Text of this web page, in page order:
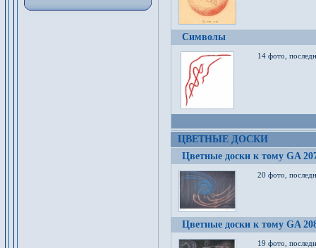
Символы
14 фото,
ЦВЕТНЫЕ ДОСКИ
Цветные доски к тому GA
20 фото,
Цветные доски к тому GA
19 фото,